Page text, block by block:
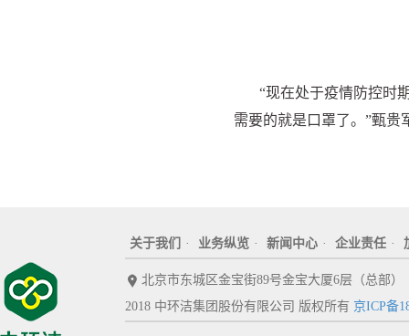
“现在处于疫情防控时
需要的就是口罩了。 ”甄贵
关于我们 · 业务纵览 · 新闻中心 · 企业责任 ·
北京市东城区金宝街89号金宝大厦6层（总部）
2018 中环洁集团股份有限公司 版权所有 京ICP备